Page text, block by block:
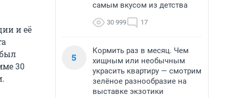
и её
30
самым вкусом из детства
30 999 17
5
Кормить раз в месяц. Чем
хищным или необычным
украсить квартиру — смотрим
зелёное разнообразие на
выставке экзотики